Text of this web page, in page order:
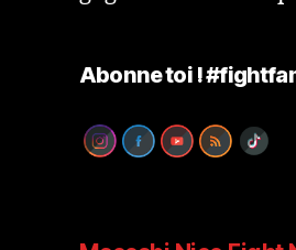
Abonne toi !